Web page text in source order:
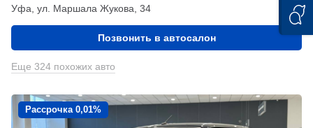
Уфа, ул. Маршала Жукова, 34
Позвонить в автосалон
Еще 324 похожих авто
Рассрочка 0,01%